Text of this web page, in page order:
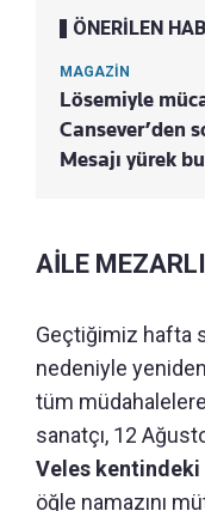
ÖNERİLEN
MAGAZİN
Lösemiyle
Cansever’den
Mesajı yürek
AİLE
Geçtiğimiz hafta
nedeniyle
tüm
sanatçı, 12
Veles kentindeki
öğle namazını